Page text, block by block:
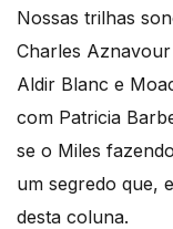
Nossas trilhas
Charles
Aldir Blanc e
com Patricia
se o Miles
um segredo que,
desta coluna.